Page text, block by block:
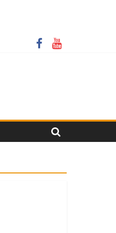
справі